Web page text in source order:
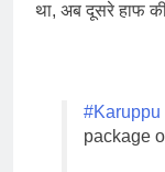
था, अब दूसरे हाफ
#Karuppu
package